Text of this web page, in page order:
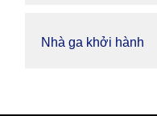
Nhà ga khởi hành